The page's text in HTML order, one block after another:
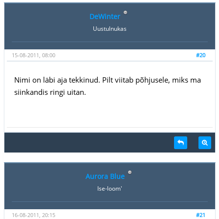
DeWinter
Uustulnukas
#20
15-08-2011, 08:00
Nimi on läbi aja tekkinud. Pilt viitab põhjusele, miks ma
siinkandis ringi uitan.
Aurora Blue
Ise-loom'
#21
16-08-2011, 20:15